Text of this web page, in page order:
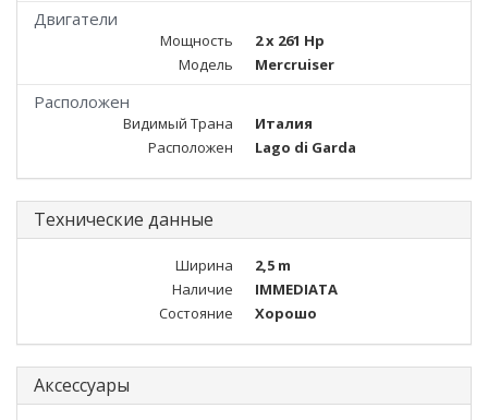
Двигатели
Мощность
2 x 261 Hp
Модель
Mercruiser
Расположен
Видимый Трана
Италия
Расположен
Lago di Garda
Технические данные
Ширина
2,5 m
Наличие
IMMEDIATA
Состояние
Хорошо
Аксессуары